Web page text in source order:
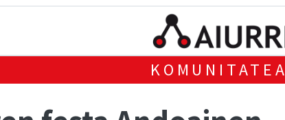
KOMUNITATEA